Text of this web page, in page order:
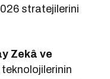
stratejilerini
Zekâ ve